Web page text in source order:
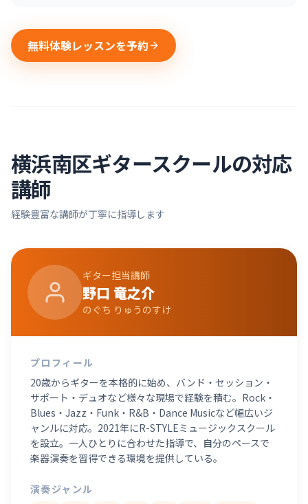
無料体験レッスンを予約
横浜南区ギタースクールの対応
講師
経験豊富な講師が丁寧に指導します
ギター担当講師
野口 竜之介
のぐち りゅうのすけ
プロフィール
20歳からギターを本格的に始め、バンド・セッション・
サポート・デュオなど様々な現場で経験を積む。Rock・
Blues・Jazz・Funk・R&B・Dance Musicなど幅広いジ
ャンルに対応。2021年にR-STYLEミュージックスクール
を設立。一人ひとりに合わせた指導で、自分のペースで
楽器演奏を習得できる環境を提供している。
演奏ジャンル